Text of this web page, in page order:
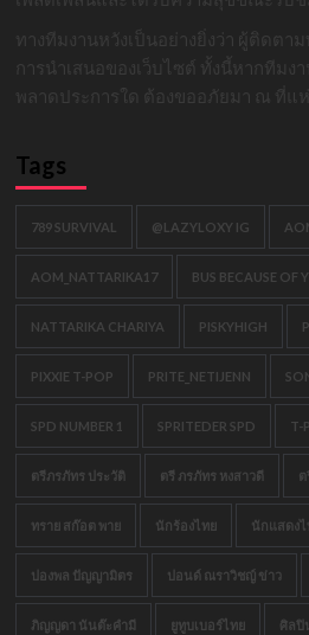
ทางทีมงานหวังเป็นอย่างยิ่งว่า ผู้ติดตา
การนำเสนอของเว็บไซต์ ทั้งนี้หากทีมง
พลาดประการใด ต้องขออภัยมา ณ ที่แห่
Tags
789 SURVIVAL @LAZYLOXY IG
AOM_NATTARIKA17 BUS BECAUSE OF
NATTARIKA CHARIYA PISKYHIGH
PIXXIE T-POP PRITE_NETIJENN
SPD NUMBER 1 SPRITEDER SPD T-
ตรีภรภัทร ประวัติ ตรี ภรภัทร หงสาวดี
ทราย สก๊อต พาย นักร้องไทย นักแสดงไ
ปองพล ปัญญามิตร ปอนด์ ณราวิชญ์ ข่าว
ภิญญดา นันต๊ะคำมี ยูทูบเบอร์ไทย ศิลปิ